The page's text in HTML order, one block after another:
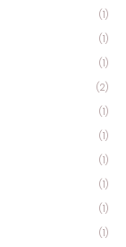
(1)
(1)
(1)
(2)
(1)
(1)
(1)
(1)
(1)
(1)